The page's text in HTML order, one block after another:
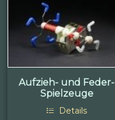
Aufzieh- und Feder-
Spielzeuge
Details